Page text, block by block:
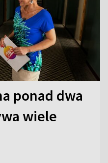
ponad dwa
wiele